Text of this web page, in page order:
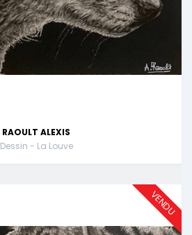
RAOULT ALEXIS
Dessin - La Louve
VENDU